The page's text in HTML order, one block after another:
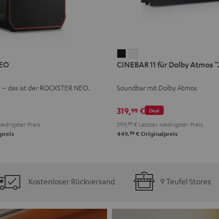
– das ist der ROCKSTER NEO.
Preis
11
Dolby
"2.1-
Set"
Schwarz
11
Dolby
"2.1-
Set"
Weiß
CINEBAR 11 für Dolby Atmos
Soundbar mit Dolby Atmos
Deal
319,99 €
399, 99 € Letzter niedrigster Preis
449,99 € Originalpreis
Kostenloser Rückversand 9 Teufel Stores